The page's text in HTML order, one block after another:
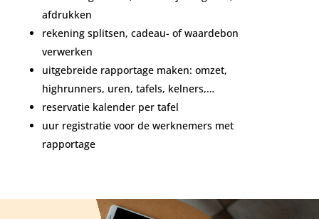
afdrukken
rekening splitsen, cadeau- of waardebon
verwerken
uitgebreide rapportage maken: omzet,
highrunners, uren, tafels, kelners,…
reservatie kalender per tafel
uur registratie voor de werknemers met
rapportage